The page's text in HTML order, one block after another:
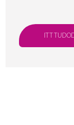
ITT